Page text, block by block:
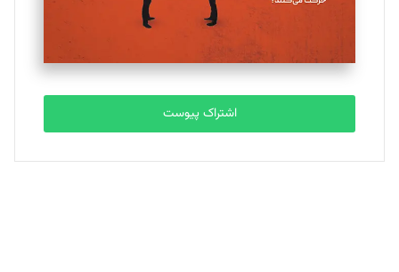
مصطفی مسجدی آرانی
تحریریه
بابک نقاش
تحریریه
اشتراک پیوست